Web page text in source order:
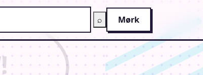
⌕ Mørk